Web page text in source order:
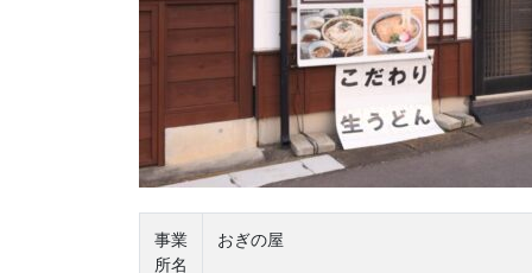
事業
所名
おぎの屋